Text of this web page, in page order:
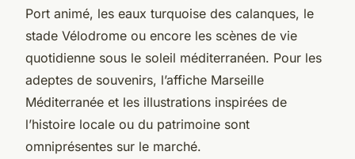
Port animé, les eaux turquoise des calanques, le
stade Vélodrome ou encore les scènes de vie
quotidienne sous le soleil méditerranéen. Pour les
adeptes de souvenirs, l’affiche Marseille
Méditerranée et les illustrations inspirées de
l’histoire locale ou du patrimoine sont
omniprésentes sur le marché.